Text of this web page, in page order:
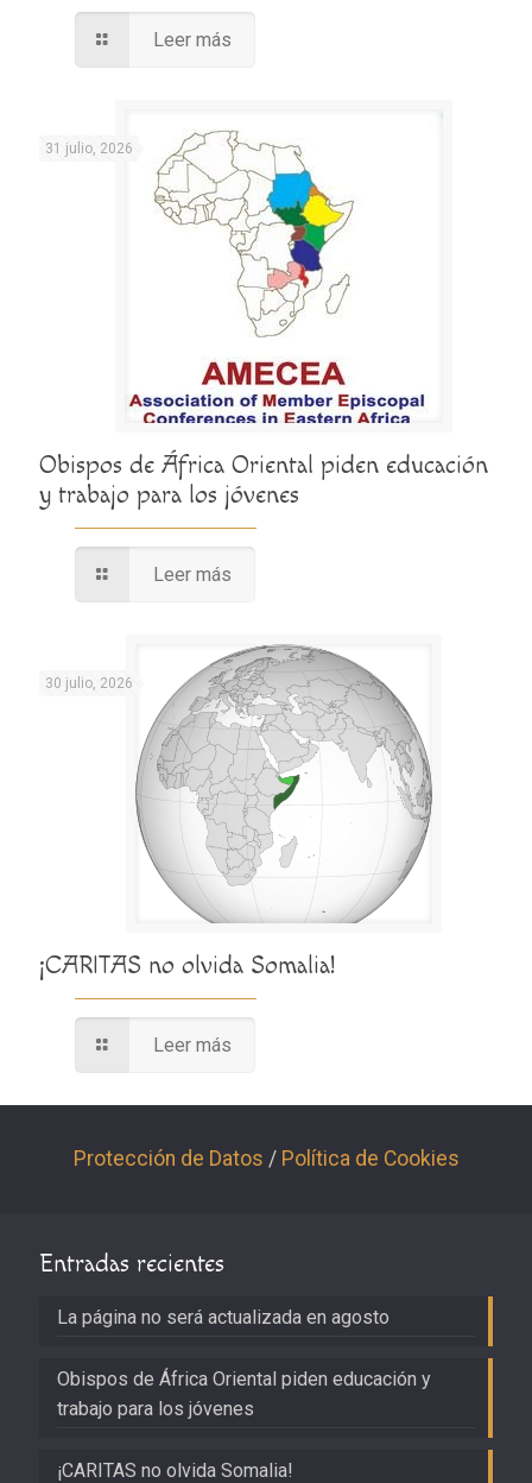
Leer más
31 julio, 2026
Obispos de África Oriental piden educación
y trabajo para los jóvenes
Leer más
30 julio, 2026
¡CARITAS no olvida Somalia!
Leer más
Protección de Datos / Política de Cookies
Entradas recientes
La página no será actualizada en agosto
Obispos de África Oriental piden educación y
trabajo para los jóvenes
¡CARITAS no olvida Somalia!